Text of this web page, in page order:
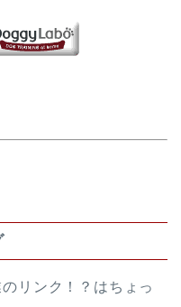
リンク！？はちょっ